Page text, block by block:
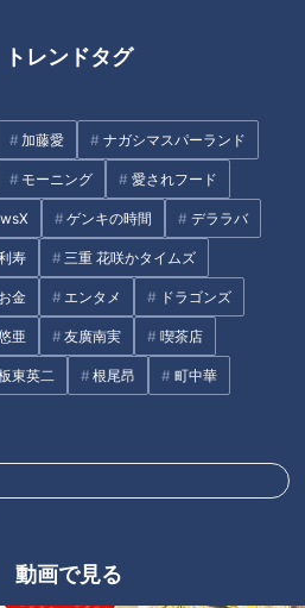
トレンドタグ
加藤愛 ナガシマスパーランド
モーニング 愛されフード
ゲンキの時間 デララバ
寿 三重 花咲かタイムズ
お金 エンタメ ドラゴンズ
亜 友廣南実 喫茶店
東英二 根尾昂 町中華
動画で見る
入れて背ワタを除く。塩二つま
み、水洗いして水気をとる。塩、
ん切りにする。
焼く。
大さじ1とバター10gを熱し、にん
入れて炒める。玉ねぎが薄く色づ
ン汁を加えて強火にし、えびに火